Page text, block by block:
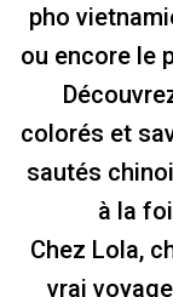
pho
ou encore le
colorés et
sautés
à la
Chez Lola,
vrai